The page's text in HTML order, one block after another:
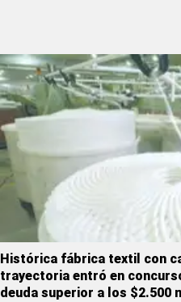
Histórica fábrica textil con
trayectoria entró en
deuda superior a los $2.500